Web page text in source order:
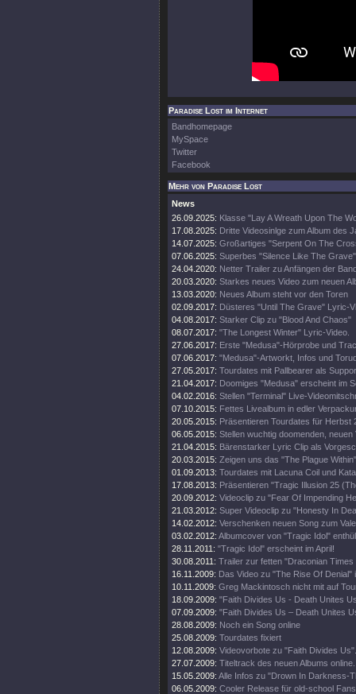
Paradise Lost im Internet
Bandhomepage
MySpace
Twitter
Facebook
Mehr von Paradise Lost
News
26.09.2025: Klasse "Lay A Wreath Upon The
17.08.2025: Dritte Videosinlge zum Album des
14.07.2025: Großartiges "Serpent On The
07.06.2025: Superbes "Silence Like The
24.04.2020: Netter Trailer zu Anfängen der
20.03.2020: Starkes neues Video zum neuen
13.03.2020: Neues Album steht vor den Toren
02.09.2017: Düsteres "Until The Grave" Lyric-
04.08.2017: Starker Clip zu "Blood And Chaos"
08.07.2017: "The Longest Winter" Lyric-Video.
27.06.2017: Erste "Medusa"-Hörprobe und
07.06.2017: "Medusa"-Artworkt, Infos und
27.05.2017: Tourdates mit Pallbearer als
21.04.2017: Doomiges "Medusa" erscheint im
04.02.2016: Stellen "Terminal" Live-
07.10.2015: Fettes Livealbum in edler
20.05.2015: Präsentieren Tourdates für Herbst
06.05.2015: Stellen wuchtig doomenden, neuen
21.04.2015: Bärenstarker Lyric Clip als
20.03.2015: Zeigen uns das "The Plague
01.09.2013: Tourdates mit Lacuna Coil und
17.08.2013: Präsentieren "Tragic Illusion 25
20.09.2012: Videoclip zu "Fear Of Impending
21.03.2012: Super Videoclip zu "Honesty In
14.02.2012: Verschenken neuen Song zum
03.02.2012: Albumcover von "Tragic Idol"
28.11.2011: "Tragic Idol" erscheint im April!
30.08.2011: Trailer zur fetten "Draconian Times
16.11.2009: Das Video zu "The Rise Of Denial"
10.11.2009: Greg Mackintosch nicht mit auf
18.09.2009: "Faith Divides Us - Death Unites
07.09.2009: "Faith Divides Us – Death Unites
28.08.2009: Noch ein Song online
25.08.2009: Tourdates fixiert
12.08.2009: Videovorbote zu "Faith Divides Us".
27.07.2009: Titeltrack des neuen Albums online.
15.05.2009: Alle Infos zu "Drown In Darkness-
06.05.2009: Cooler Release für old-school